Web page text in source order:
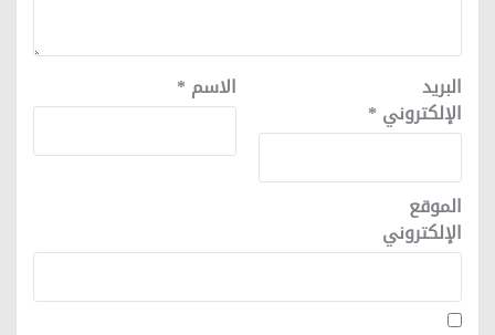
الاسم * البريد
الإلكتروني *
الموقع
الإلكتروني